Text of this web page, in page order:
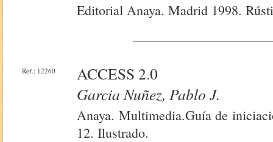
Editorial Anaya. Madrid 1998.
Ref.: 12260
ACCESS 2.0
Garcia Nuñez, Pablo J.
Anaya. Multimedia.Guía de
12. Ilustrado.